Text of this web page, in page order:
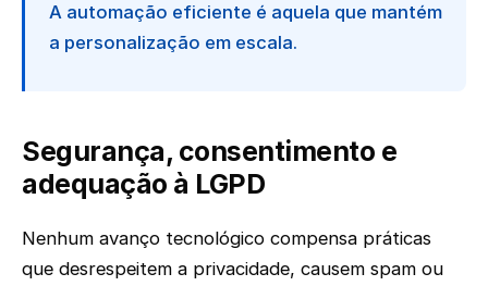
A automação eficiente é aquela que mantém
a personalização em escala.
Segurança, consentimento e
adequação à LGPD
Nenhum avanço tecnológico compensa práticas
que desrespeitem a privacidade, causem spam ou